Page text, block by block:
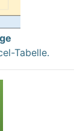
Tabelle.